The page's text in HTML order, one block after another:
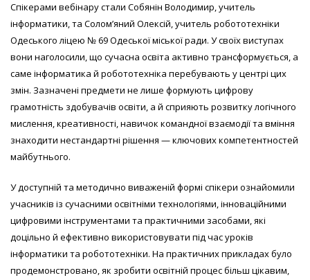
Спікерами вебінару стали Собянін Володимир, учитель
інформатики, та Солом’яний Олексій, учитель робототехніки
Одеського ліцею № 69 Одеської міської ради. У своїх виступах
вони наголосили, що сучасна освіта активно трансформується, а
саме інформатика й робототехніка перебувають у центрі цих
змін. Зазначені предмети не лише формують цифрову
грамотність здобувачів освіти, а й сприяють розвитку логічного
мислення, креативності, навичок командної взаємодії та вміння
знаходити нестандартні рішення — ключових компетентностей
майбутнього.
У доступній та методично виваженій формі спікери ознайомили
учасників із сучасними освітніми технологіями, інноваційними
цифровими інструментами та практичними засобами, які
доцільно й ефективно використовувати під час уроків
інформатики та робототехніки. На практичних прикладах було
продемонстровано, як зробити освітній процес більш цікавим,